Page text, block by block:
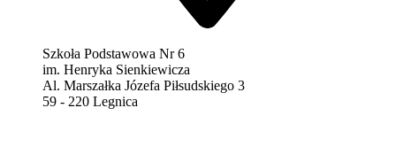
Szkoła Podstawowa Nr 6
im. Henryka Sienkiewicza
Al. Marszałka Józefa Piłsudskiego 3
59 - 220 Legnica